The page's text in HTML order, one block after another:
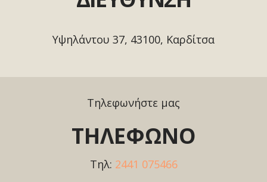
Υψηλάντου 37, 43100, Καρδίτσα
Τηλεφωνήστε μας
ΤΗΛΕΦΩΝΟ
Τηλ: 2441 075466